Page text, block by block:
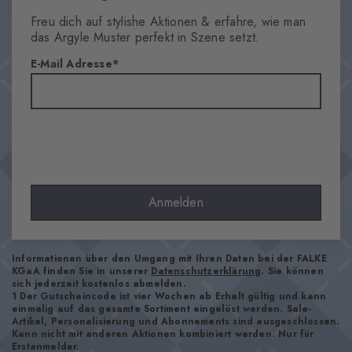
Muster
Transparenz
Strumpflänge
Tragegefühl
angenehm weich
Bündchenart
Gerippt
Polsterung
keine
Freu dich auf stylishe Aktionen & erfahre, wie man
das Argyle Muster perfekt in Szene setzt.
E-Mail Adresse
Anmelden
Informationen über den Umgang mit Ihren Daten bei der FALKE
KGaA finden Sie in unserer Datenschutzerklärung. Sie können
sich jederzeit kostenlos abmelden.
1 Der Gutscheincode ist vier Wochen ab Erhalt gültig und kann
einmalig auf das gesamte Sortiment eingelöst werden. Sale-
Artikel, Personalisierung und Abonnements sind ausgeschlossen.
Kann nicht mit anderen Aktionen kombiniert werden. Nur für
Erstanmelder.